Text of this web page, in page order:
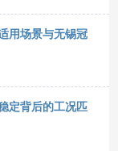
用场景与无锡冠
定背后的工况匹